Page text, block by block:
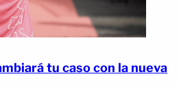
tu caso con la nueva